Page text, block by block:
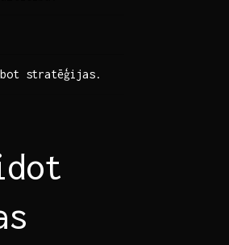
stratēģijas.